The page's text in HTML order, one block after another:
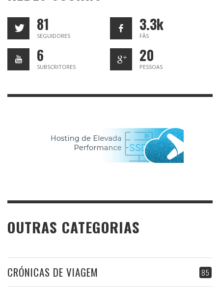
81
SEGUIDORES
3.3k
FÃS
6
SUBSCRITORES
20
PESSOAS
OUTRAS CATEGORIAS
85
CRÓNICAS DE VIAGEM